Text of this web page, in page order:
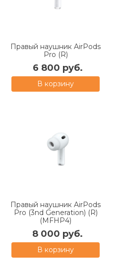
Правый наушник AirPods
Pro (R)
6 800 руб.
В корзину
Правый наушник AirPods
Pro (3nd Generation) (R)
(MFHP4)
8 000 руб.
В корзину